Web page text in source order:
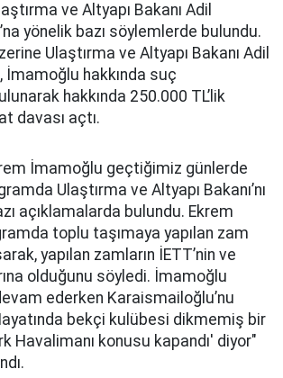
ve Altyapı Bakanı Adil
yönelik bazı söylemlerde bulundu.
Ulaştırma ve Altyapı Bakanı Adil
İmamoğlu hakkında suç
hakkında 250.000 TL’lik
davası açtı.
İmamoğlu geçtiğimiz günlerde
Ulaştırma ve Altyapı Bakanı’nı
açıklamalarda bulundu. Ekrem
toplu taşımaya yapılan zam
yapılan zamların İETT’nin ve
olduğunu söyledi. İmamoğlu
ederken Karaismailoğlu’nu
bekçi kulübesi dikmemiş bir
Havalimanı konusu kapandı' diyor"